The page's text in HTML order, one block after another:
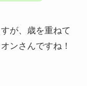
が、歳を重ねて
ンさんですね！